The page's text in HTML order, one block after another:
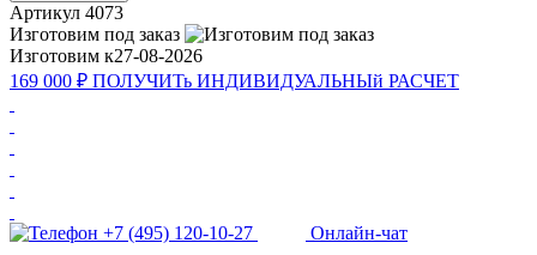
Артикул 4073
Изготовим под заказ
Изготовим к27-08-2026
169 000 ₽ ПОЛУЧИТь ИНДИВИДУАЛЬНЫй РАСЧЕТ
+7 (495) 120-10-27
Онлайн-чат